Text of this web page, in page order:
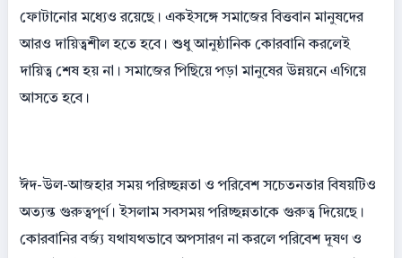
ফোটানোর মধ্যেও রয়েছে। একইসঙ্গে সমাজের বিত্তবান মানুষদের
আরও দায়িত্বশীল হতে হবে। শুধু আনুষ্ঠানিক কোরবানি করলেই
দায়িত্ব শেষ হয় না। সমাজের পিছিয়ে পড়া মানুষের উন্নয়নে এগিয়ে
আসতে হবে।
ঈদ-উল-আজহার সময় পরিচ্ছন্নতা ও পরিবেশ সচেতনতার বিষয়টিও
অত্যন্ত গুরুত্বপূর্ণ। ইসলাম সবসময় পরিচ্ছন্নতাকে গুরুত্ব দিয়েছে।
কোরবানির বর্জ্য যথাযথভাবে অপসারণ না করলে পরিবেশ দূষণ ও